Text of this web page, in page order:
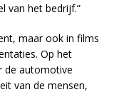
van het bedrijf.”
maar ook in films
Op het
de automotive
van de mensen,